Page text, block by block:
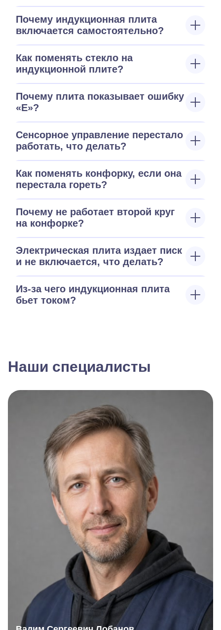
Почему индукционная плита
включается самостоятельно?
Как поменять стекло на
индукционной плите?
Почему плита показывает ошибку
«E»?
Сенсорное управление перестало
работать, что делать?
Как поменять конфорку, если она
перестала гореть?
Почему не работает второй круг
на конфорке?
Электрическая плита издает писк
и не включается, что делать?
Из-за чего индукционная плита
бьет током?
Наши специалисты